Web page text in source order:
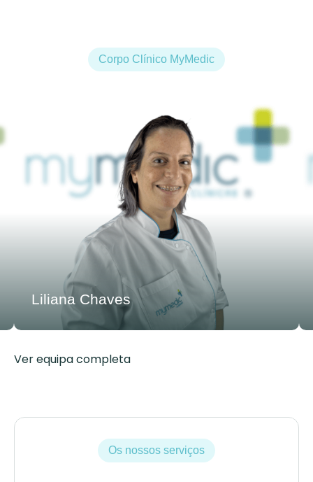
Os nossos serviços
Corpo Clínico MyMedic
Liliana Chaves
Ver equipa completa